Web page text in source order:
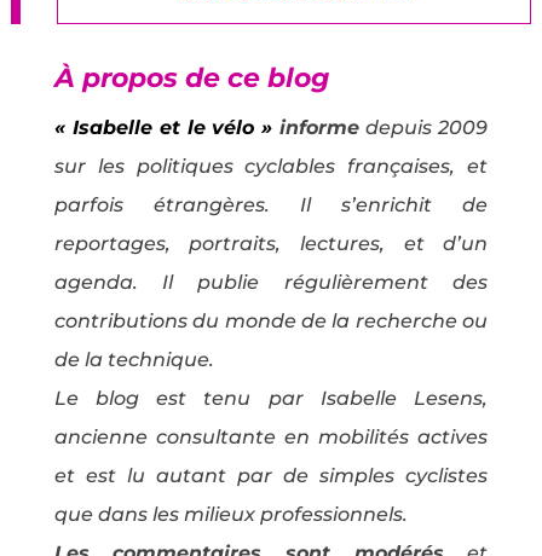
À propos de ce blog
« Isabelle et le vélo » informe depuis 2009
sur les politiques cyclables françaises, et
parfois étrangères. Il s’enrichit de
reportages, portraits, lectures, et d’un
agenda. Il publie régulièrement des
contributions du monde de la recherche ou
de la technique.
Le blog est tenu par Isabelle Lesens,
ancienne consultante en mobilités actives
et est lu autant par de simples cyclistes
que dans les milieux professionnels.